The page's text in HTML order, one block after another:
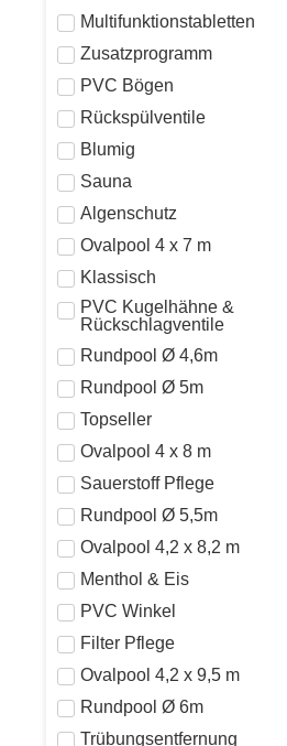
Multifunktionstabletten
Zusatzprogramm
PVC Bögen
Rückspülventile
Blumig
Sauna
Algenschutz
Ovalpool 4 x 7 m
Klassisch
PVC Kugelhähne &
Rückschlagventile
Rundpool Ø 4,6m
Rundpool Ø 5m
Topseller
Ovalpool 4 x 8 m
Sauerstoff Pflege
Rundpool Ø 5,5m
Ovalpool 4,2 x 8,2 m
Menthol & Eis
PVC Winkel
Filter Pflege
Ovalpool 4,2 x 9,5 m
Rundpool Ø 6m
Trübungsentfernung